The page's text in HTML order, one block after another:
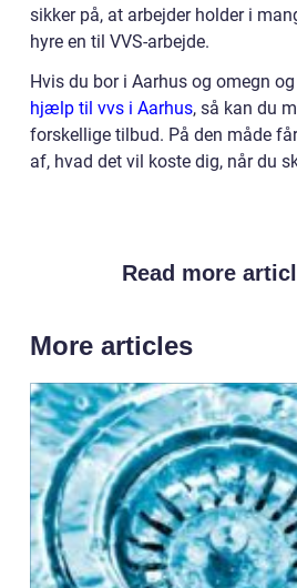
sikker på, at arbejder holder i
hyre en til VVS-arbejde.
Hvis du bor i Aarhus og omegn
hjælp til vvs i Aarhus, så kan du
forskellige tilbud. På den måde
af, hvad det vil koste dig, når du
Read more
More articles